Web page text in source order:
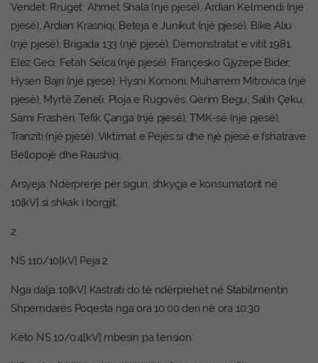
Vendet: Rrugët: Ahmet Shala (një pjesë), Ardian Kelmendi (një
pjesë), Ardian Krasniqi, Beteja e Junikut (një pjesë), Bike Aliu
(një pjesë), Brigada 133 (një pjesë), Demonstratat e vitit 1981,
Elez Geci, Fetah Selca (një pjesë), Françesko Gjyzepe Bider,
Hysen Bajri (një pjesë), Hysni Komoni, Muharrem Mitrovica (një
pjesë), Myrtë Zeneli, Ploja e Rugovës, Qerim Begu, Salih Çeku,
Sami Frashëri, Tefik Çanga (një pjesë), TMK-së (një pjesë),
Tranziti (një pjesë), Viktimat e Pejës si dhe një pjesë e fshatrave
Bellopojë dhe Raushiq.
Arsyeja: Ndërprerje për siguri, shkyçja e konsumatorit në
10[kV] si shkak i borgjit.
2.
NS 110/10[kV] Peja 2
Nga dalja 10[kV] Kastrati do të ndërprehet në Stabilimentin
Shpërndarës Poqesta nga ora 10:00 deri në ora 10:30
Këto NS 10/0.4[kV] mbesin pa tension: